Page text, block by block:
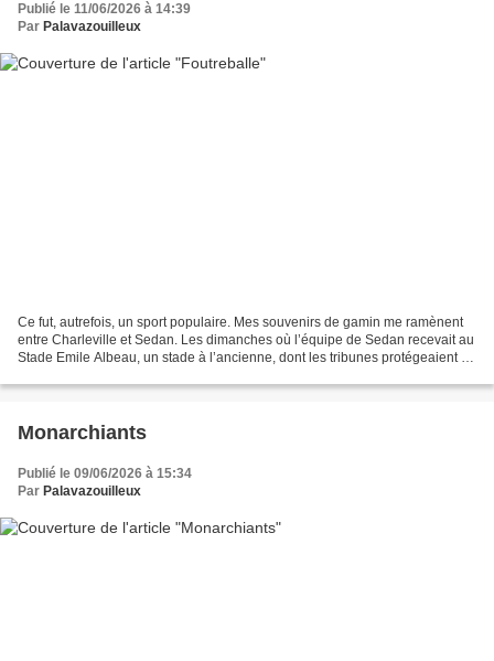
Publié le 11/06/2026 à 14:39
Par Palavazouilleux
Ce fut, autrefois, un sport populaire. Mes souvenirs de gamin me ramènent
entre Charleville et Sedan. Les dimanches où l’équipe de Sedan recevait au
Stade Emile Albeau, un stade à l’ancienne, dont les tribunes protégeaient si
Monarchiants
Publié le 09/06/2026 à 15:34
Par Palavazouilleux